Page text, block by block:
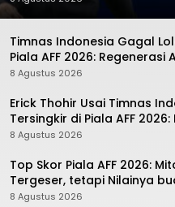
Timnas Indonesia Gagal
Piala AFF 2026: Regenerasi
Kompetisi Masih Harus
8 Agustus 2026
Erick Thohir Usai Timnas
Tersingkir di Piala AFF
Agenda Berikutnya Sudah
8 Agustus 2026
Top Skor Piala AFF 2026:
Tergeser, tetapi Nilainya
Indonesia Justru Naik
8 Agustus 2026